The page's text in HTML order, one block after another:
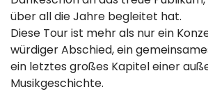
über all die Jahre begleitet hat.
Diese Tour ist mehr als nur ein
würdiger Abschied, ein
ein letztes großes Kapitel einer
Musikgeschichte.